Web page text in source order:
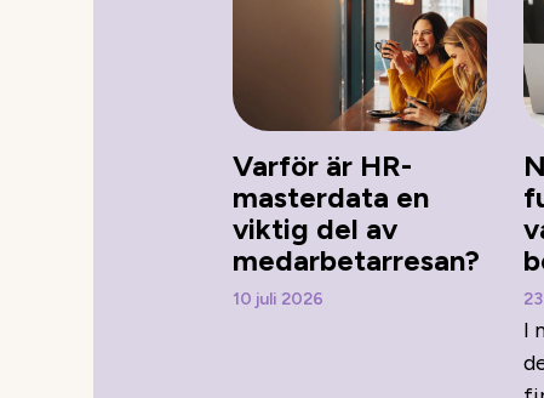
Varför är HR-
masterdata en
viktig del av
medarbetarresan?
10 juli 2026
I